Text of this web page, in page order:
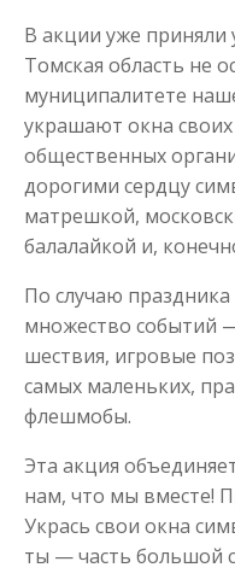
В акции уже приняли
Томская область не
муниципалитете
украшают окна
общественных
дорогими сердцу
матрешкой,
балалайкой и,
По случаю
множество событий
шествия, игровые
самых маленьких,
флешмобы.
Эта акция
нам, что мы вместе!
Укрась свои окна
ты — часть большой